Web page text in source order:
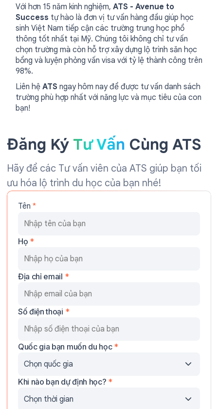
Với hơn 15 năm kinh nghiệm, ATS - Avenue to
Success tự hào là đơn vị tư vấn hàng đầu giúp học
sinh Việt Nam tiếp cận các trường trung học phổ
thông tốt nhất tại Mỹ. Chúng tôi không chỉ tư vấn
chọn trường mà còn hỗ trợ xây dựng lộ trình săn học
bổng và luyện phỏng vấn visa với tỷ lệ thành công trên
98%.
Liên hệ ATS ngay hôm nay để được tư vấn danh sách
trường phù hợp nhất với năng lực và mục tiêu của con
bạn!
Đăng Ký Tư Vấn Cùng ATS
Hãy để các Tư vấn viên của ATS giúp bạn tối
ưu hóa lộ trình du học của bạn nhé!
Tên *
Họ *
Địa chỉ email *
Số điện thoại *
Quốc gia bạn muốn du học *
Khi nào bạn dự định học? *